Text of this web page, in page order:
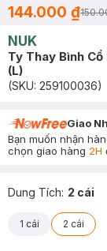
144.000 ₫
NUK
Ty Thay Bình
(L)
(SKU: 259100036)
Giao
Bạn muốn nhận
chọn giao hàng 2H
Dung Tích: 2 cái
1 cái 2 cái